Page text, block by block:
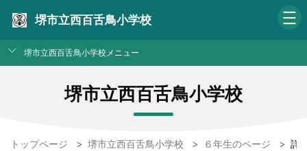
堺市立西百舌鳥小学校
堺市立西百舌鳥小学校メニュー
堺市立西百舌鳥小学校
トップページ > 堺市立西百舌鳥小学校 > ６年生のページ > 詳